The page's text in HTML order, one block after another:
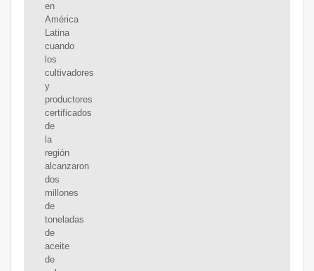
en
América
Latina
cuando
los
cultivadores
y
productores
certificados
de
la
región
alcanzaron
dos
millones
de
toneladas
de
aceite
de